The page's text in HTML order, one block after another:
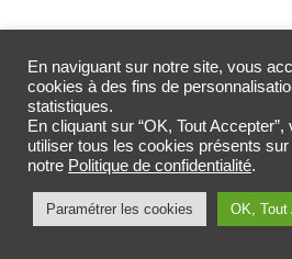
TOUTES CATÉGORIES
En naviguant sur notre site, vous
cookies à des fins de
statistiques.
En cliquant sur “OK, Tout
utiliser tous les cookies présents
notre Politique de confidentialité.
Paramétrer les cookies OK, Tout